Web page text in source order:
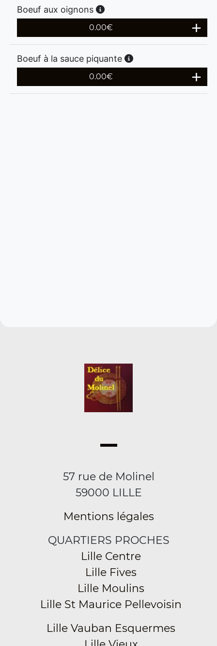
Boeuf aux oignons
0.00€
Boeuf à la sauce piquante
0.00€
57 rue de Molinel
59000 LILLE
Mentions légales
QUARTIERS PROCHES
Lille Centre
Lille Fives
Lille Moulins
Lille St Maurice Pellevoisin
Lille Vauban Esquermes